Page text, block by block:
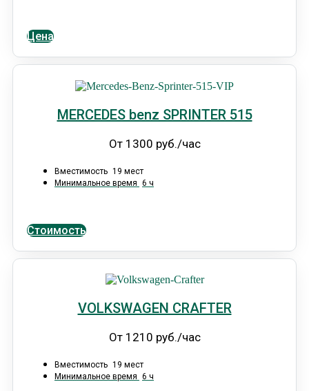
Цена
MERCEDES benz SPRINTER 515
От 1300 руб./час
Вместимость 19 мест
Минимальное время 6 ч
Стоимость
VOLKSWAGEN CRAFTER
От 1210 руб./час
Вместимость 19 мест
Минимальное время 6 ч